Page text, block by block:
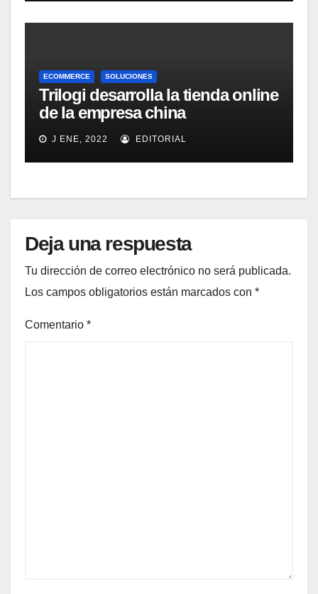
ECOMMERCE SOLUCIONES
Trilogi desarrolla la tienda online
de la empresa china
ControlTech
J ENE, 2022 EDITORIAL
Deja una respuesta
Tu dirección de correo electrónico no será publicada.
Los campos obligatorios están marcados con *
Comentario *